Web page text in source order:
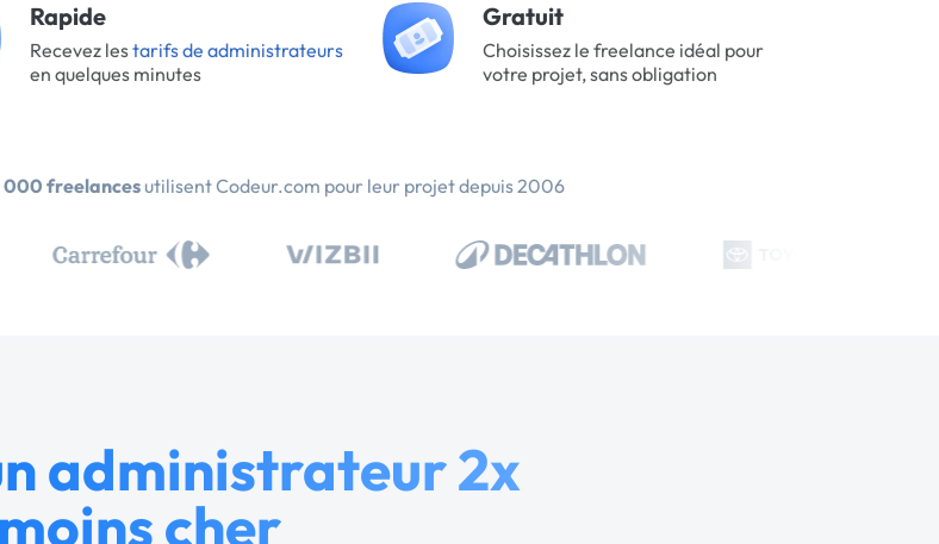
Rapide
Recevez lestarifs de administrateurs
en quelques minutes
Gratuit
Choisissez le freelance idéal pour
votre projet, sans obligation
000 freelancesutilisent Codeur.com pour leur projet depuis 2006
administrateur 2x
moins cher